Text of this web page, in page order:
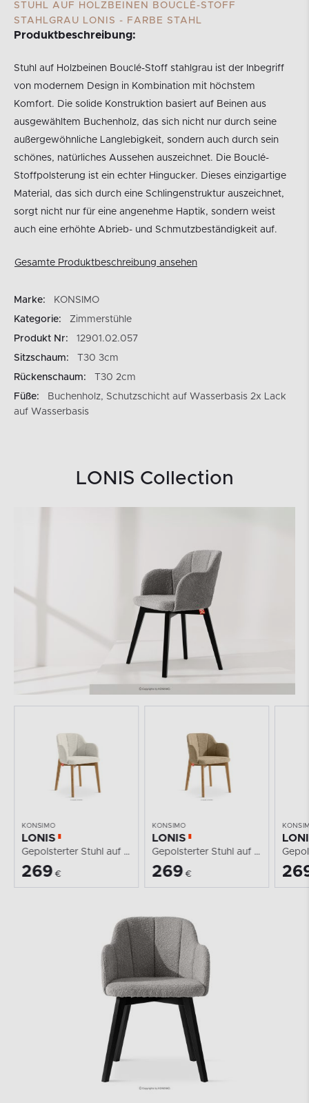
STUHL AUF HOLZBEINEN BOUCLÉ-STOFF
STAHLGRAU LONIS - FARBE STAHL
Produktbeschreibung:
Stuhl auf Holzbeinen Bouclé-Stoff stahlgrau ist der Inbegriff
von modernem Design in Kombination mit höchstem
Komfort. Die solide Konstruktion basiert auf Beinen aus
ausgewähltem Buchenholz, das sich nicht nur durch seine
außergewöhnliche Langlebigkeit, sondern auch durch sein
schönes, natürliches Aussehen auszeichnet. Die Bouclé-
Stoffpolsterung ist ein echter Hingucker. Dieses einzigartige
Material, das sich durch eine Schlingenstruktur auszeichnet,
sorgt nicht nur für eine angenehme Haptik, sondern weist
auch eine erhöhte Abrieb- und Schmutzbeständigkeit auf.
Gesamte Produktbeschreibung ansehen
Marke:
KONSIMO
Kategorie:
Zimmerstühle
Produkt Nr:
12901.02.057
Sitzschaum:
T30 3cm
Rückenschaum:
T30 2cm
Füße:
Buchenholz, Schutzschicht auf Wasserbasis 2x Lack
auf Wasserbasis
LONIS Collection
KONSIMO
LONIS
Gepolsterter Stuhl auf Holzbeinen Bouclé-Stoff weiß
269 €
KONSIMO
LONIS
Gepolsterter Stuhl auf Holzbeinen Bouclé-Stoff...
269 €